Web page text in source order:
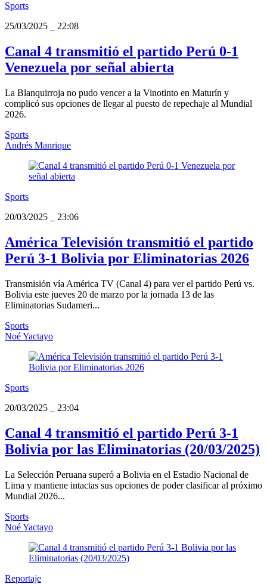
Sports
25/03/2025
22:08
Canal 4 transmitió el partido Perú 0-1
Venezuela por señal abierta
La Blanquirroja no pudo vencer a la Vinotinto en Maturín y
complicó sus opciones de llegar al puesto de repechaje al Mundial
2026.
Sports
Andrés Manrique
Sports
20/03/2025
23:06
América Televisión transmitió el partido
Perú 3-1 Bolivia por Eliminatorias 2026
Transmisión vía América TV (Canal 4) para ver el partido Perú vs.
Bolivia este jueves 20 de marzo por la jornada 13 de las
Eliminatorias Sudameri...
Sports
Noé Yactayo
Sports
20/03/2025
23:04
Canal 4 transmitió el partido Perú 3-1
Bolivia por las Eliminatorias (20/03/2025)
La Selección Peruana superó a Bolivia en el Estadio Nacional de
Lima y mantiene intactas sus opciones de poder clasificar al próximo
Mundial 2026...
Sports
Noé Yactayo
Reportaje